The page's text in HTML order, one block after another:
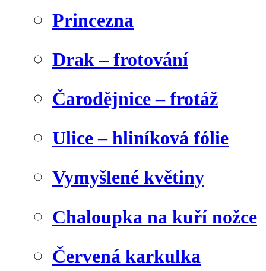
Princezna
Drak – frotování
Čarodějnice – frotáž
Ulice – hliníková fólie
Vymyšlené květiny
Chaloupka na kuří nožce
Červená karkulka